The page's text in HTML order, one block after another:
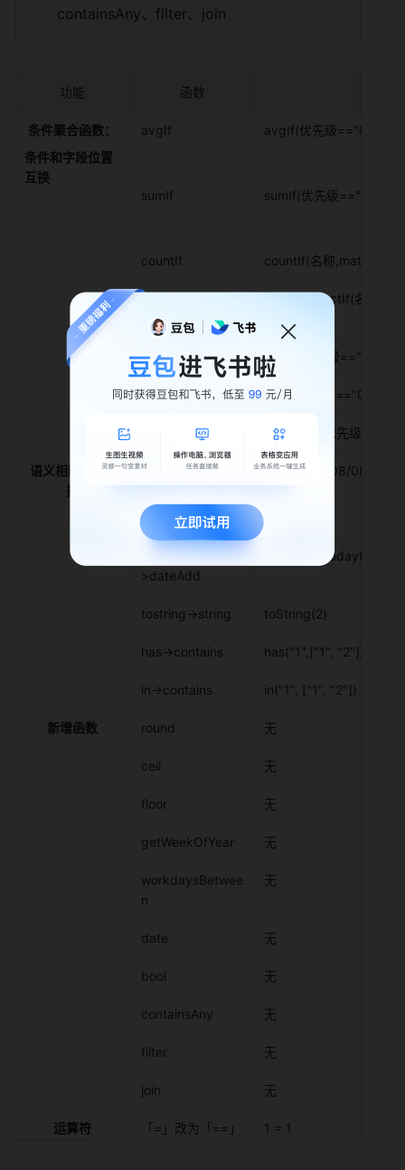
containsAny、filter、join
功能 函数
条件聚合函数：
条件和字段位置
互换
avgIf avgIf(优先级=="0",子
sumIf sumIf(优先级=="0",子
countIf countIf(名称,match(节
countDistinctIf(名称
maxIf maxIf(优先级=="0",子
minIf minIf(优先级=="0",子任
mediamIf mediamIf(优先级
语义相同函数替
换
day-
day("2021/08/08",
date_Add-
>dateAdd
date_add(today(), -60)
tostring->string toString(2)
has->contains has("1",["1", "2"])
in->contains in("1", ["1", "2"])
新增函数 round 无
ceil 无
floor 无
getWeekOfYear 无
workdaysBetwee
n
无
date 无
bool 无
containsAny 无
filter 无
join 无
运算符 「=」改为「==」 1 = 1